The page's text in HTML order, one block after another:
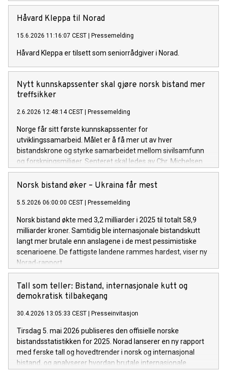
det disse forsvarerne som står i front mot overgrep og
rettighetsbrudd.
Håvard Kleppa til Norad
15.6.2026 11:16:07 CEST Pressemelding
Håvard Kleppa er tilsett som seniorrådgiver i Norad.
Nytt kunnskapssenter skal gjøre norsk bistand mer
treffsikker
2.6.2026 12:48:14 CEST Pressemelding
Norge får sitt første kunnskapssenter for
utviklingssamarbeid. Målet er å få mer ut av hver
bistandskrone og styrke samarbeidet mellom sivilsamfunn
og forskningsmiljøer. Senteret skal ledes av Chr. Michelsen
Institutt (CMI), med støtte fra Norad.
Norsk bistand øker – Ukraina får mest
5.5.2026 06:00:00 CEST Pressemelding
Norsk bistand økte med 3,2 milliarder i 2025 til totalt 58,9
milliarder kroner. Samtidig ble internasjonale bistandskutt
langt mer brutale enn anslagene i de mest pessimistiske
scenarioene. De fattigste landene rammes hardest, viser ny
Norad-rapport.
Tall som teller: Bistand, internasjonale kutt og
demokratisk tilbakegang
30.4.2026 13:05:33 CEST Presseinvitasjon
Tirsdag 5. mai 2026 publiseres den offisielle norske
bistandsstatistikken for 2025. Norad lanserer en ny rapport
med ferske tall og hovedtrender i norsk og internasjonal
bistand, og analyserer hvordan brutale internasjonale